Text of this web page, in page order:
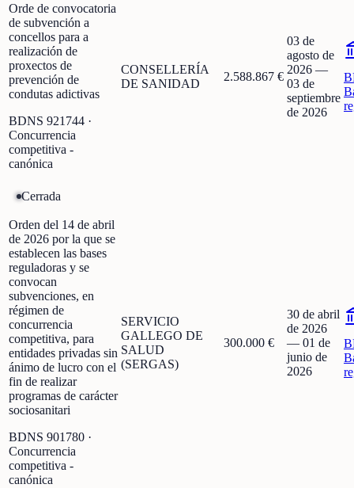
Orde de convocatoria
de subvención a
concellos para a
realización de
proxectos de
prevención de
condutas adictivas
BDNS 921744 ·
Concurrencia
competitiva -
canónica
CONSELLERÍA
DE SANIDAD
2.588.867 €
03 de
agosto de
2026 —
03 de
septiembre
de 2026
Cerrada
Orden del 14 de abril
de 2026 por la que se
establecen las bases
reguladoras y se
convocan
subvenciones, en
régimen de
concurrencia
competitiva, para
entidades privadas sin
ánimo de lucro con el
fin de realizar
programas de carácter
sociosanitari
BDNS 901780 ·
Concurrencia
competitiva -
canónica
SERVICIO
GALLEGO DE
SALUD
(SERGAS)
300.000 €
30 de abril
de 2026
— 01 de
junio de
2026